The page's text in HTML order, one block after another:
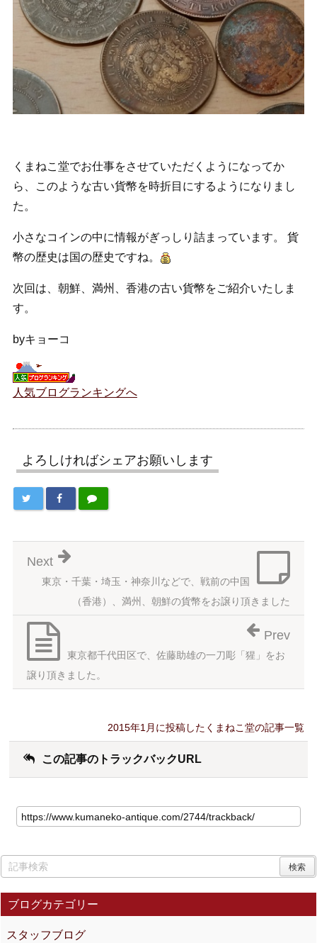
くまねこ堂でお仕事をさせていただくようになってか
ら、このような古い貨幣を時折目にするようになりまし
た。
小さなコインの中に情報がぎっしり詰まっています。 貨
幣の歴史は国の歴史ですね。
次回は、朝鮮、満州、香港の古い貨幣をご紹介いたしま
す。
byキョーコ
人気ブログランキングへ
よろしければシェアお願いします
東京・千葉・埼玉・神奈川などで、戦前の中国
（香港）、満州、朝鮮の貨幣をお譲り頂きました
Next
東京都千代田区で、佐藤助雄の一刀彫「猩」をお
譲り頂きました。
Prev
2015年1月に投稿したくまねこ堂の記事一覧
この記事のトラックバックURL
ブログカテゴリー
スタッフブログ